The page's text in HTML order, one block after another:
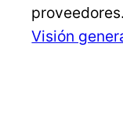
proveedores.
Visión